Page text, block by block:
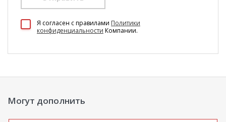
Я согласен c правилами Политики
конфиденциальности Компании.
Могут дополнить